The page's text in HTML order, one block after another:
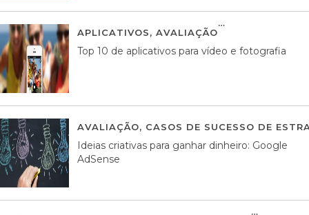
APLICATIVOS, AVALIAÇÃO
Top 10 de aplicativos para vídeo e fotografia
AVALIAÇÃO, CASOS DE SUCESSO DE
Ideias criativas para ganhar dinheiro: Google
AdSense